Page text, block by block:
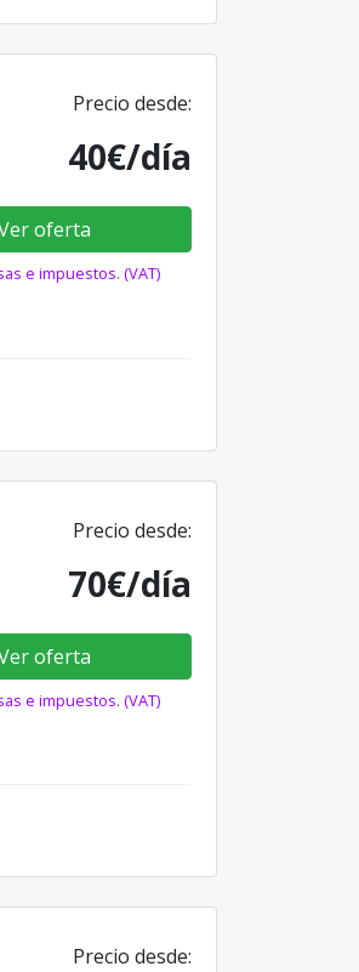
Precio desde:
40€/día
oferta
e impuestos. (VAT)
Precio desde:
70€/día
oferta
e impuestos. (VAT)
Precio desde: